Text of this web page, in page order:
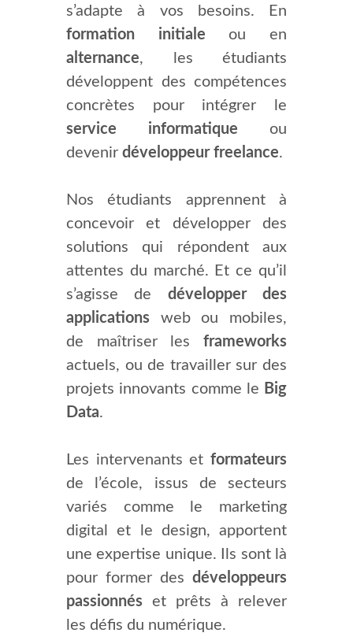
s’adapte à vos besoins. En
formation initiale ou en
alternance, les étudiants
développent des compétences
concrètes pour intégrer le
service informatique ou
devenir développeur freelance.
Nos étudiants apprennent à
concevoir et développer des
solutions qui répondent aux
attentes du marché. Et ce qu’il
s’agisse de développer des
applications web ou mobiles,
de maîtriser les frameworks
actuels, ou de travailler sur des
projets innovants comme le Big
Data.
Les intervenants et formateurs
de l’école, issus de secteurs
variés comme le marketing
digital et le design, apportent
une expertise unique. Ils sont là
pour former des développeurs
passionnés et prêts à relever
les défis du numérique.